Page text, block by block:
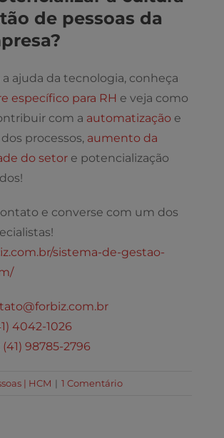
de pessoas da
ajuda da tecnologia, conheça
específico para RH e veja como
com a automatização e
processos, aumento da
do setor e potencialização
e converse com um dos
sistema-de-gestao-
4042-1026
(41) 98785-2796
| HCM | 1 Comentário